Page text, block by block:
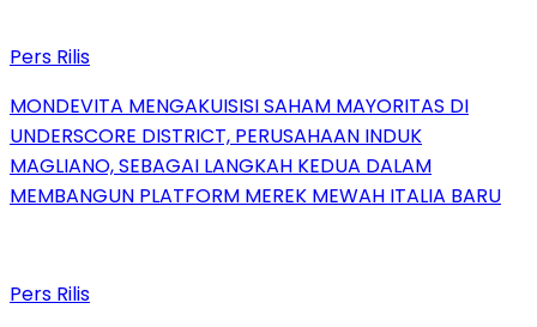
Pers Rilis
MONDEVITA MENGAKUISISI SAHAM MAYORITAS DI
UNDERSCORE DISTRICT, PERUSAHAAN INDUK
MAGLIANO, SEBAGAI LANGKAH KEDUA DALAM
MEMBANGUN PLATFORM MEREK MEWAH ITALIA BARU
Pers Rilis